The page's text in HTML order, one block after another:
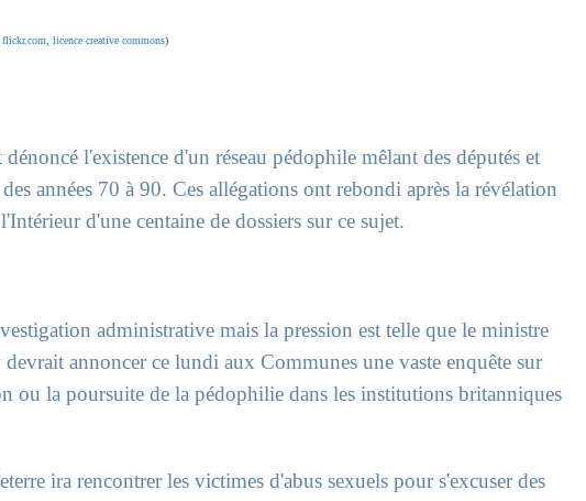
flickr.com licence creative commons)
l'existence d'un réseau pédophile mêlant des députés et
années 70 à 90. Ces allégations ont rebondi après la révélation
d'une centaine de dossiers sur ce sujet.
administrative mais la pression est telle que le ministre
annoncer ce lundi aux Communes une vaste enquête sur
ou la poursuite de la pédophilie dans les institutions britanniques
ira rencontrer les victimes d'abus sexuels pour s'excuser des